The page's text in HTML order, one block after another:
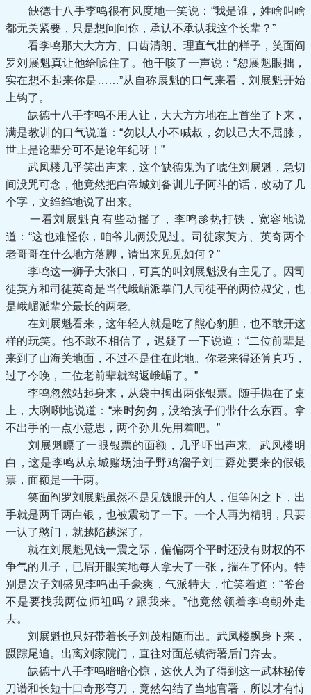
缺德十八手李鸣很有风度地一笑说：“我是谁，姓啥叫啥
都无关紧要，只是想问问你，承认不承认我这个长辈？”
看李鸣那大大方方、口齿清朗、理直气壮的样子，笑面阎
罗刘展魁真让他给唬住了。他干咳了一声说：“恕展魁眼拙，
实在想不起来你是……”从自称展魁的口气来看，刘展魁开始
上钩了。
缺德十八手李鸣不用人让，大大方方地在上首坐了下来，
满是教训的口气说道：“勿以人小不喊叔，勿以己大不屈膝，
世上是论辈分可不是论年纪呀！”
武凤楼几乎笑出声来，这个缺德鬼为了唬住刘展魁，急切
间没咒可念，他竟然把白帝城刘备训儿子阿斗的话，改动了几
个字，文绉绉地说了出来。
一看刘展魁真有些动摇了，李鸣趁热打铁，宽容地说
道：“这也难怪你，咱爷儿俩没见过。司徒家英方、英奇两个
老哥哥在什么地方落脚，请出来见见如何？”
李鸣这一狮子大张口，可真的叫刘展魁没有主见了。因司
徒英方和司徒英奇是当代峨嵋派掌门人司徒平的两位叔父，也
是峨嵋派辈分最长的两老。
在刘展魁看来，这年轻人就是吃了熊心豹胆，也不敢开这
样的玩笑。他不敢不相信了，迟疑了一下说道：“二位前辈是
来到了山海关地面，不过不是住在此地。你老来得还算真巧，
过了今晚，二位老前辈就驾返峨嵋了。”
李鸣忽然站起身来，从袋中掏出两张银票。随手抛在了桌
上，大咧咧地说道：“来时匆匆，没给孩子们带什么东西。拿
不出手的一点小意思，两个孙儿先用着吧。”
刘展魁瞟了一眼银票的面额，几乎吓出声来。武凤楼明
白，这是李鸣从京城赌场油子野鸡溜子刘二孬处要来的假银
票，面额是一千两。
笑面阎罗刘展魁虽然不是见钱眼开的人，但等闲之下，出
手就是两千两白银，也被震动了一下。一个人再为精明，只要
一认了憨门，就越陷越深了。
就在刘展魁见钱一震之际，偏偏两个平时还没有财权的不
争气的儿子，已眉开眼笑地每人拿去了一张，揣在了怀内。特
别是次子刘盛见李鸣出手豪爽，气派特大，忙笑着道：“爷台
不是要找我两位师祖吗？跟我来。”他竟然领着李鸣朝外走
去。
刘展魁也只好带着长子刘茂相随而出。武凤楼飘身下来，
蹑踪尾追。出离刘家院门，直往对面总镇衙署后门奔去。
缺德十八手李鸣暗暗心惊，这伙人为了得到这一武林秘传
刀谱和长短十口奇形弯刀，竟然勾结了当地官署，所以才有恃